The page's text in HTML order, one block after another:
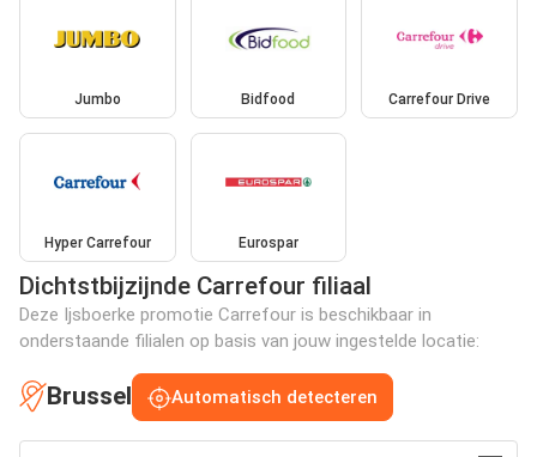
Jumbo Bidfood Carrefour Drive
Hyper Carrefour Eurospar
Dichtstbijzijnde Carrefour filiaal
Deze Ijsboerke promotie Carrefour is beschikbaar in
onderstaande filialen op basis van jouw ingestelde locatie:
Brussel Automatisch detecteren